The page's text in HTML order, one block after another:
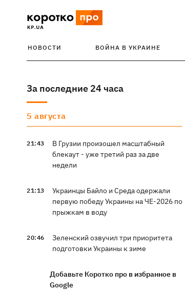
НОВОСТИ ВОЙНА В УКРАИНЕ
За последние 24 часа
5 августа
21:43
В Грузии произошел масштабный
блекаут - уже третий раз за две
недели
21:13
Украинцы Байло и Среда одержали
первую победу Украины на ЧЕ-2026 по
прыжкам в воду
20:46
Зеленский озвучил три приоритета
подготовки Украины к зиме
Добавьте Коротко про в избранное в
Google